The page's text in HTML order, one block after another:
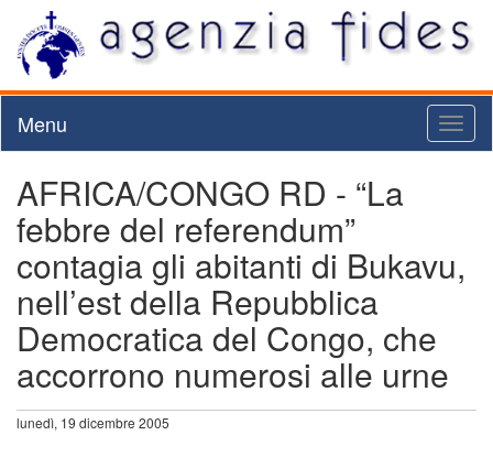
Menu
AFRICA/CONGO RD - “La
febbre del referendum”
contagia gli abitanti di Bukavu,
nell’est della Repubblica
Democratica del Congo, che
accorrono numerosi alle urne
lunedì, 19 dicembre 2005